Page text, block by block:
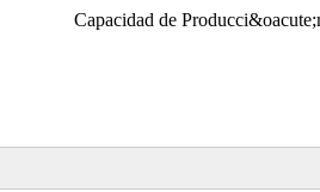
Capacidad de